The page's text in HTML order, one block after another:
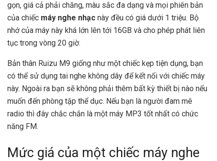
gọn, giá cả phải chăng, màu sắc đa dạng và mọi phiên bản
của chiếc máy nghe nhạc này đều có giá dưới 1 triệu. Bộ
nhớ của máy này khá lớn lên tới 16GB và cho phép phát liên
tục trong vòng 20 giờ.
Bản thân Ruizu M9 giống như một chiếc kẹp tiện dụng, bạn
có thể sử dụng tai nghe không dây để kết nối với chiếc máy
này. Ngoài ra bạn sẽ không phải thêm bất kỳ thiết bị nào nếu
muốn đến phòng tập thể dục. Nếu bạn là người đam mê
radio thì đây chắc chắn là một máy MP3 tốt nhất có chức
năng FM.
Mức giá của một chiếc máy nghe